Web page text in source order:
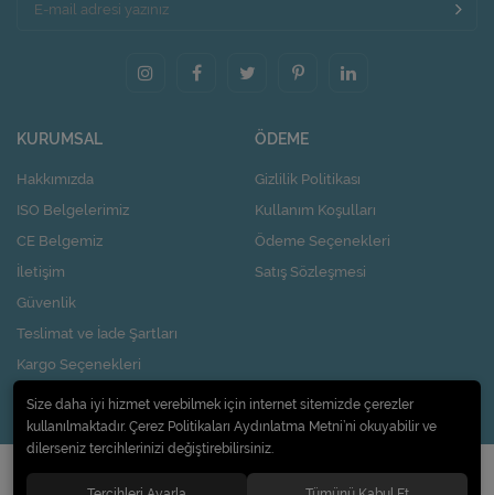
KURUMSAL
Hakkımızda
ISO Belgelerimiz
CE Belgemiz
İletişim
Güvenlik
Teslimat ve İade Şartları
Kargo Seçenekleri
Nasıl Kupon Kazanırım?
ÖDEME
Gizlilik Politikası
Kullanım Koşulları
Ödeme Seçenekleri
Satış Sözleşmesi
© 2020Pi Design İç ve Dış Ticaret Limited Şirketi. Tüm hakları saklıdır.
Size daha iyi hizmet verebilmek için internet sitemizde çerezler
kullanılmaktadır. Çerez Politikaları Aydınlatma Metni’ni okuyabilir ve
dilerseniz tercihlerinizi değiştirebilirsiniz.